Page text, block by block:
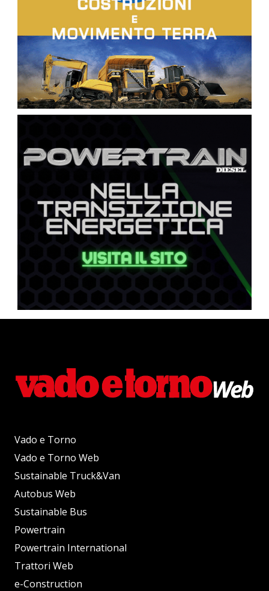
Vado e Torno
Vado e Torno Web
Sustainable Truck&Van
Autobus Web
Sustainable Bus
Powertrain
Powertrain International
Trattori Web
e-Construction